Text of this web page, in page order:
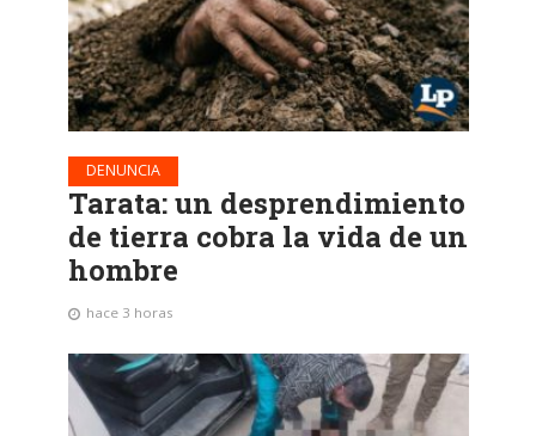
DENUNCIA
Tarata: un desprendimiento
de tierra cobra la vida de un
hombre
hace 3 horas